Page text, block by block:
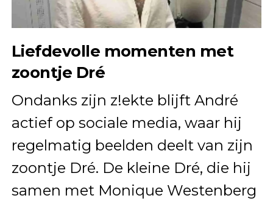
Liefdevolle momenten met
zoontje Dré
Ondanks zijn z!ekte blijft André
actief op sociale media, waar hij
regelmatig beelden deelt van zijn
zoontje Dré. De kleine Dré, die hij
samen met Monique Westenberg